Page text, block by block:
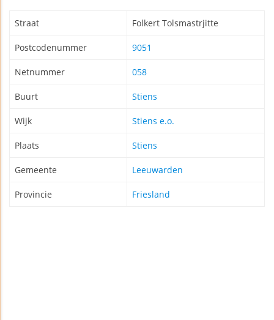
Straat Folkert Tolsmastrjitte
Postcodenummer 9051
Netnummer 058
Buurt Stiens
Wijk Stiens e.o.
Plaats Stiens
Gemeente Leeuwarden
Provincie Friesland